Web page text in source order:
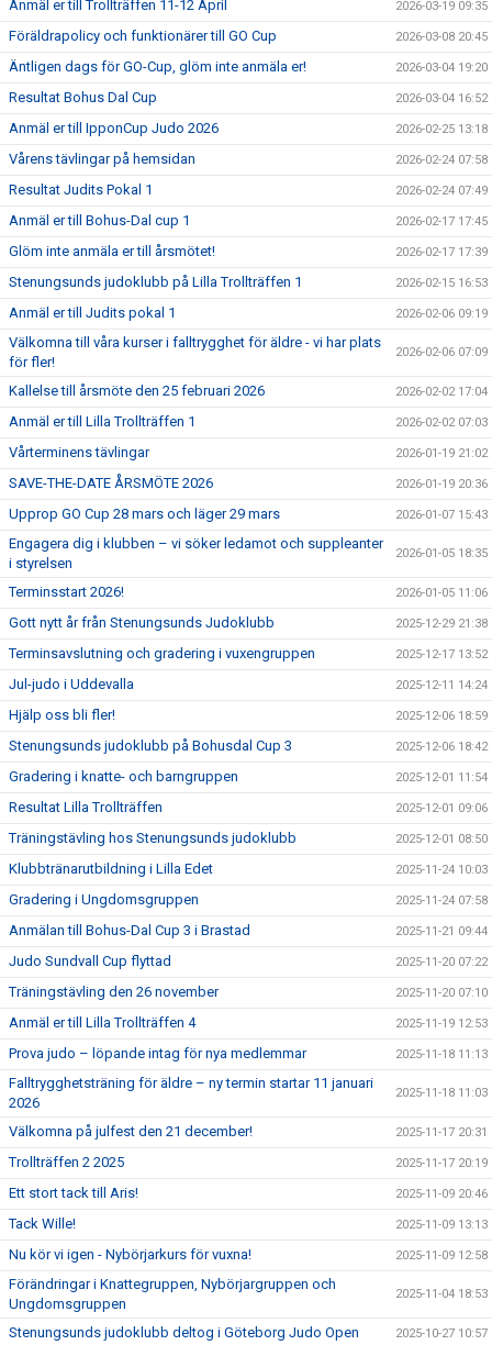
Anmäl er till Trollträffen 11-12 April 2026-03-19 09:35
Föräldrapolicy och funktionärer till GO Cup 2026-03-08 20:45
Äntligen dags för GO-Cup, glöm inte anmäla er! 2026-03-04 19:20
Resultat Bohus Dal Cup 2026-03-04 16:52
Anmäl er till IpponCup Judo 2026 2026-02-25 13:18
Vårens tävlingar på hemsidan 2026-02-24 07:58
Resultat Judits Pokal 1 2026-02-24 07:49
Anmäl er till Bohus-Dal cup 1 2026-02-17 17:45
Glöm inte anmäla er till årsmötet! 2026-02-17 17:39
Stenungsunds judoklubb på Lilla Trollträffen 1 2026-02-15 16:53
Anmäl er till Judits pokal 1 2026-02-06 09:19
Välkomna till våra kurser i falltrygghet för äldre - vi har plats
för fler!
2026-02-06 07:09
Kallelse till årsmöte den 25 februari 2026 2026-02-02 17:04
Anmäl er till Lilla Trollträffen 1 2026-02-02 07:03
Vårterminens tävlingar 2026-01-19 21:02
SAVE-THE-DATE ÅRSMÖTE 2026 2026-01-19 20:36
Upprop GO Cup 28 mars och läger 29 mars 2026-01-07 15:43
Engagera dig i klubben – vi söker ledamot och suppleanter
i styrelsen
2026-01-05 18:35
Terminsstart 2026! 2026-01-05 11:06
Gott nytt år från Stenungsunds Judoklubb 2025-12-29 21:38
Terminsavslutning och gradering i vuxengruppen 2025-12-17 13:52
Jul-judo i Uddevalla 2025-12-11 14:24
Hjälp oss bli fler! 2025-12-06 18:59
Stenungsunds judoklubb på Bohusdal Cup 3 2025-12-06 18:42
Gradering i knatte- och barngruppen 2025-12-01 11:54
Resultat Lilla Trollträffen 2025-12-01 09:06
Träningstävling hos Stenungsunds judoklubb 2025-12-01 08:50
Klubbtränarutbildning i Lilla Edet 2025-11-24 10:03
Gradering i Ungdomsgruppen 2025-11-24 07:58
Anmälan till Bohus-Dal Cup 3 i Brastad 2025-11-21 09:44
Judo Sundvall Cup flyttad 2025-11-20 07:22
Träningstävling den 26 november 2025-11-20 07:10
Anmäl er till Lilla Trollträffen 4 2025-11-19 12:53
Prova judo – löpande intag för nya medlemmar 2025-11-18 11:13
Falltrygghetsträning för äldre – ny termin startar 11 januari
2026
2025-11-18 11:03
Välkomna på julfest den 21 december! 2025-11-17 20:31
Trollträffen 2 2025 2025-11-17 20:19
Ett stort tack till Aris! 2025-11-09 20:46
Tack Wille! 2025-11-09 13:13
Nu kör vi igen - Nybörjarkurs för vuxna! 2025-11-09 12:58
Förändringar i Knattegruppen, Nybörjargruppen och
Ungdomsgruppen
2025-11-04 18:53
Stenungsunds judoklubb deltog i Göteborg Judo Open 2025-10-27 10:57